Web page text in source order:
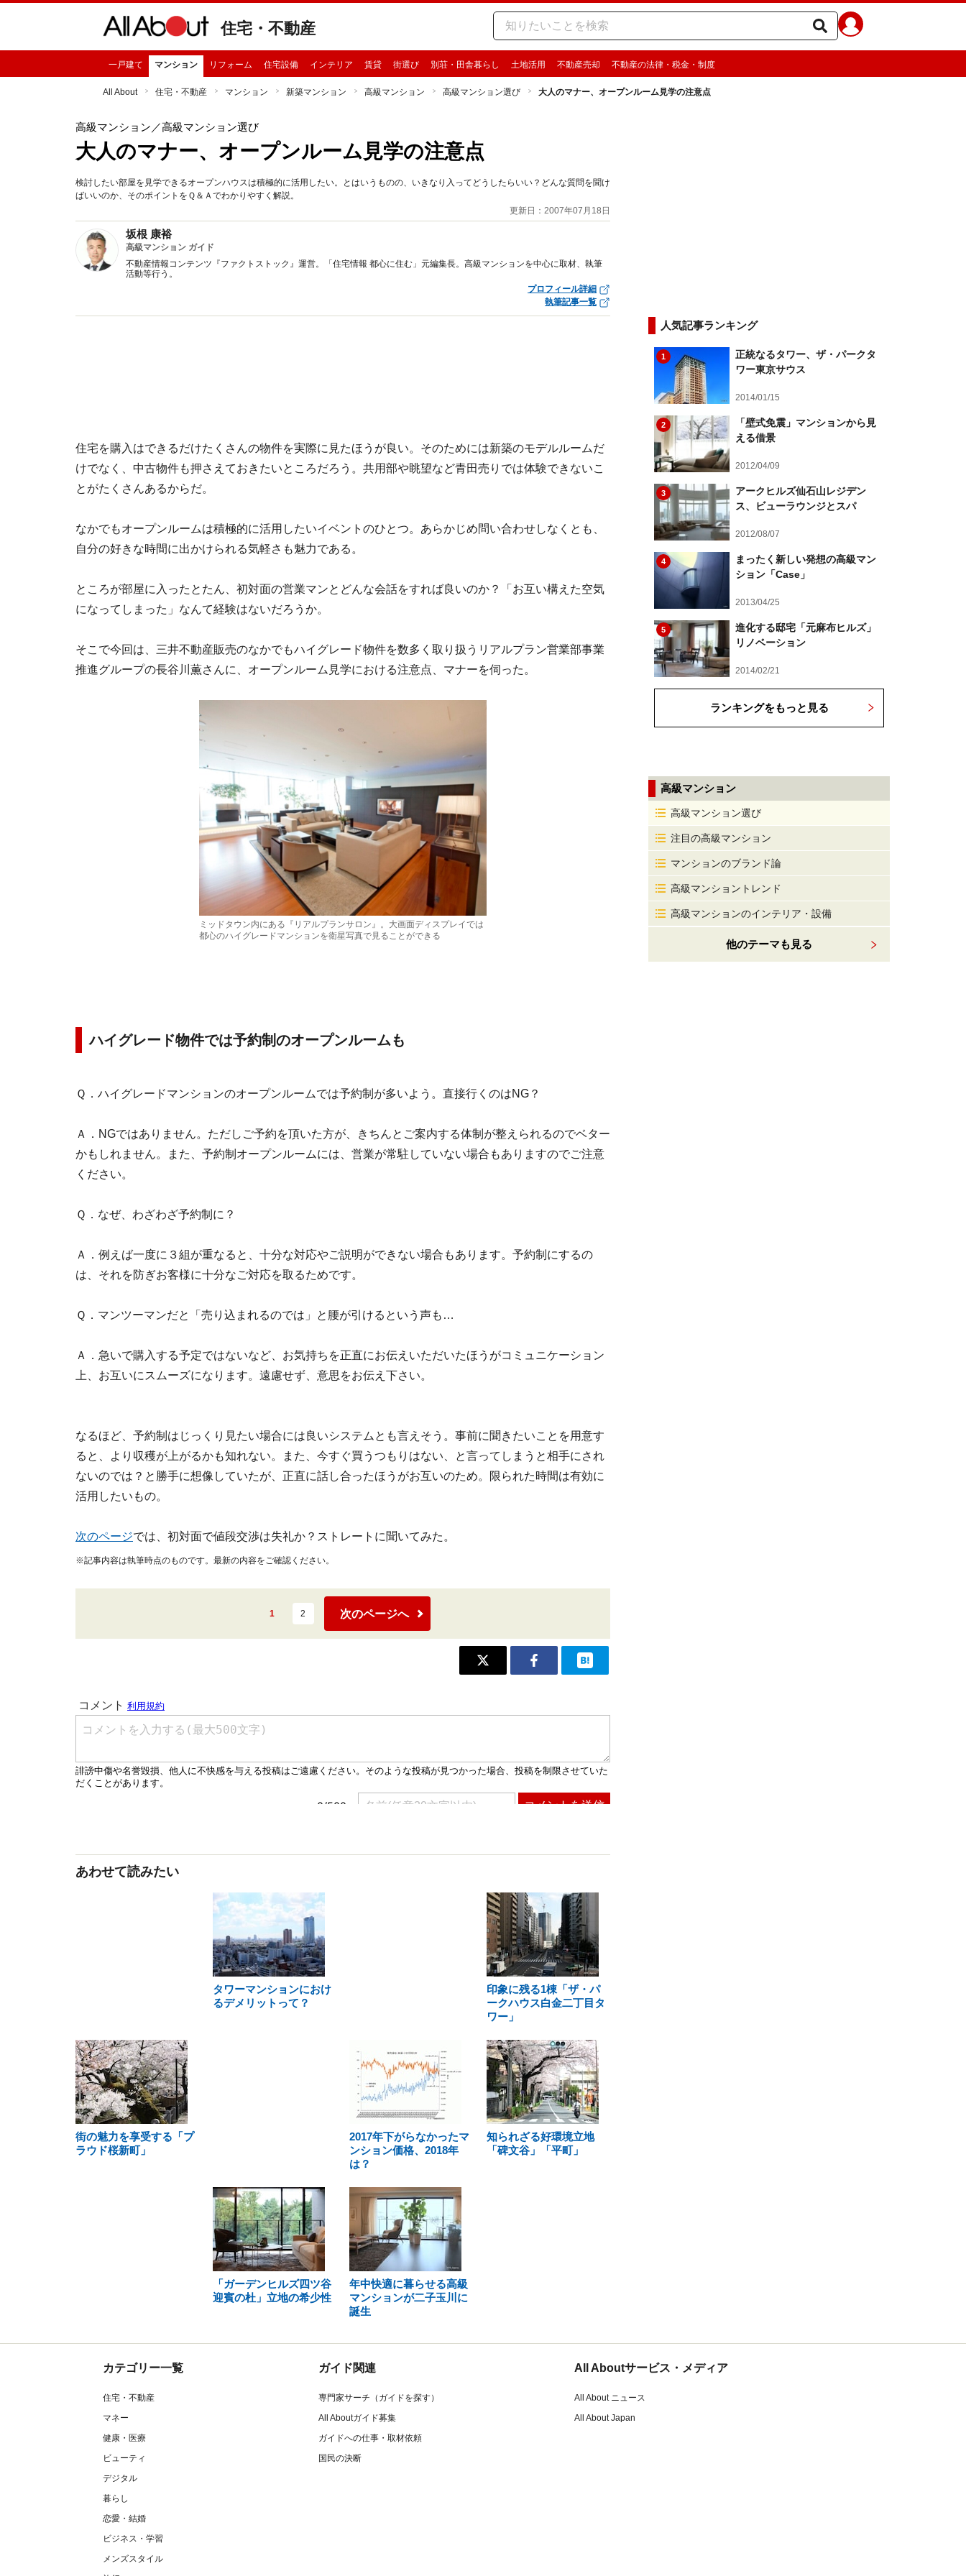
住宅・不動産
一戸建て マンション リフォーム 住宅設備 インテリア 賃貸 街選び 別荘・田舎暮らし 土地活用 不動産売却 不動産の法律・税金・制度
All About 住宅・不動産 マンション 新築マンション 高級マンション 高級マンション選び 大人のマナー、オープンルーム見学の注意点
高級マンション ／高級マンション選び
大人のマナー、オープンルーム見学の注意点
検討したい部屋を見学できるオープンハウスは積極的に活用したい。とはいうものの、いきなり入ってどうしたらいい？どんな質問を聞け
ばいいのか、そのポイントをＱ＆Ａでわかりやすく解説。
更新日：2007年07月18日
坂根 康裕
高級マンション ガイド
不動産情報コンテンツ『ファクトストック』運営。「住宅情報 都心に住む」元編集長。高級マンションを中心に取材、執筆
活動等行う。
プロフィール詳細
執筆記事一覧
住宅を購入はできるだけたくさんの物件を実際に見たほうが良い。そのためには新築のモデルルームだ
けでなく、中古物件も押さえておきたいところだろう。共用部や眺望など青田売りでは体験できないこ
とがたくさんあるからだ。
なかでもオープンルームは積極的に活用したいイベントのひとつ。あらかじめ問い合わせしなくとも、
自分の好きな時間に出かけられる気軽さも魅力である。
ところが部屋に入ったとたん、初対面の営業マンとどんな会話をすれば良いのか？「お互い構えた空気
になってしまった」なんて経験はないだろうか。
そこで今回は、三井不動産販売のなかでもハイグレード物件を数多く取り扱うリアルプラン営業部事業
推進グループの長谷川薫さんに、オープンルーム見学における注意点、マナーを伺った。
ミッドタウン内にある『リアルプランサロン』。大画面ディスプレイでは
都心のハイグレードマンションを衛星写真で見ることができる
ハイグレード物件では予約制のオープンルームも
Ｑ．ハイグレードマンションのオープンルームでは予約制が多いよう。直接行くのはNG？
Ａ．NGではありません。ただしご予約を頂いた方が、きちんとご案内する体制が整えられるのでベター
かもしれません。また、予約制オープンルームには、営業が常駐していない場合もありますのでご注意
ください。
Ｑ．なぜ、わざわざ予約制に？
Ａ．例えば一度に３組が重なると、十分な対応やご説明ができない場合もあります。予約制にするの
は、それを防ぎお客様に十分なご対応を取るためです。
Ｑ．マンツーマンだと「売り込まれるのでは」と腰が引けるという声も…
Ａ．急いで購入する予定ではないなど、お気持ちを正直にお伝えいただいたほうがコミュニケーション
上、お互いにスムーズになります。遠慮せず、意思をお伝え下さい。
なるほど、予約制はじっくり見たい場合には良いシステムとも言えそう。事前に聞きたいことを用意す
ると、より収穫が上がるかも知れない。また、今すぐ買うつもりはない、と言ってしまうと相手にされ
ないのでは？と勝手に想像していたが、正直に話し合ったほうがお互いのため。限られた時間は有効に
活用したいもの。
次のページでは、初対面で値段交渉は失礼か？ストレートに聞いてみた。
※記事内容は執筆時点のものです。最新の内容をご確認ください。
1 2 次のページへ
あわせて読みたい
タワーマンションにおけ
るデメリットって？
印象に残る1棟「ザ・パ
ークハウス白金二丁目タ
ワー」
街の魅力を享受する「プ
ラウド桜新町」
2017年下がらなかったマ
ンション価格、2018年
は？
知られざる好環境立地
「碑文谷」「平町」
「ガーデンヒルズ四ツ谷
迎賓の杜」立地の希少性
年中快適に暮らせる高級
マンションが二子玉川に
誕生
人気記事ランキング
1
正統なるタワー、ザ・パークタ
ワー東京サウス
2014/01/15
2
「壁式免震」マンションから見
える借景
2012/04/09
3
アークヒルズ仙石山レジデン
ス、ビューラウンジとスパ
2012/08/07
4
まったく新しい発想の高級マン
ション「Case」
2013/04/25
5
進化する邸宅「元麻布ヒルズ」
リノベーション
2014/02/21
ランキングをもっと見る
高級マンション
高級マンション選び
注目の高級マンション
マンションのブランド論
高級マンショントレンド
高級マンションのインテリア・設備
他のテーマも見る
カテゴリー一覧
住宅・不動産
マネー
健康・医療
ビューティ
デジタル
暮らし
恋愛・結婚
ビジネス・学習
メンズスタイル
ガイド関連
専門家サーチ（ガイドを探す）
All Aboutガイド募集
ガイドへの仕事・取材依頼
国民の決断
All Aboutサービス・メディア
All About ニュース
All About Japan